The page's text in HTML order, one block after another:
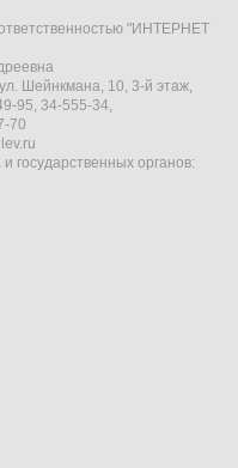
"ИНТЕРНЕТ
Шейнкмана, 10, 3-й этаж,
95, 34-555-34,
70
государственных органов: